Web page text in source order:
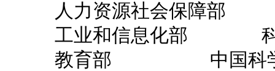
人力资源社会保障部
工业和信息化部 科
教育部 中国科